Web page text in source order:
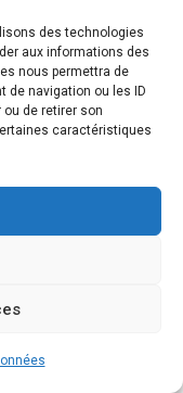
des technologies
aux informations des
nous permettra de
de navigation ou les ID
de retirer son
caractéristiques
Rechercher